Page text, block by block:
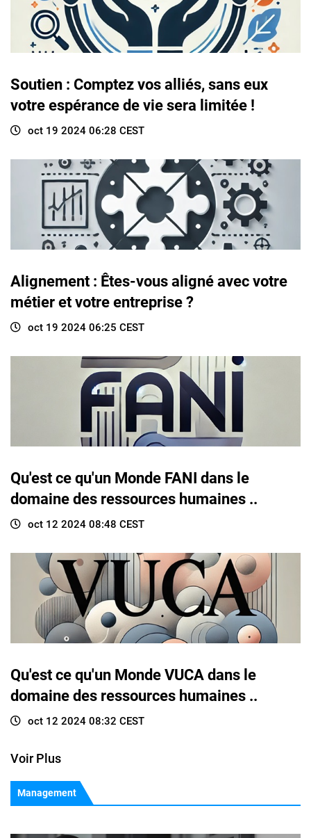
Soutien : Comptez vos alliés, sans eux
votre espérance de vie sera limitée !
oct 19 2024 06:28 CEST
Alignement : Êtes-vous aligné avec votre
métier et votre entreprise ?
oct 19 2024 06:25 CEST
Qu'est ce qu'un Monde FANI dans le
domaine des ressources humaines ..
oct 12 2024 08:48 CEST
Qu'est ce qu'un Monde VUCA dans le
domaine des ressources humaines ..
oct 12 2024 08:32 CEST
Voir Plus
Management